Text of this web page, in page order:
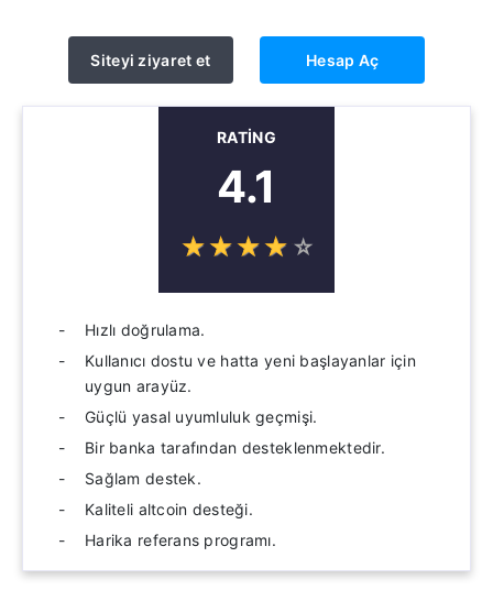
Siteyi ziyaret et Hesap Aç
RATING
4.1
☆☆☆☆ ☆
★★★★ ★
Hızlı doğrulama.
Kullanıcı dostu ve hatta yeni başlayanlar için
uygun arayüz.
Güçlü yasal uyumluluk geçmişi.
Bir banka tarafından desteklenmektedir.
Sağlam destek.
Kaliteli altcoin desteği.
Harika referans programı.